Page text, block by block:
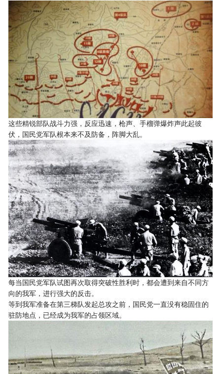
这些精锐部队战斗力强，反应迅速，枪声、手榴弹爆炸声此起彼
伏，国民党军队根本来不及防备，阵脚大乱。
每当国民党军队试图再次取得突破性胜利时，都会遭到来自不同方
向的我军，进行强大的反击。
等到我军准备在第三梯队发起总攻之前，国民党一直没有稳固住的
驻防地点，已经成为我军的占领区域。